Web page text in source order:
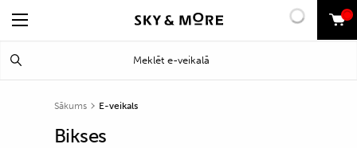
0
Sākums E-veikals
Bikses